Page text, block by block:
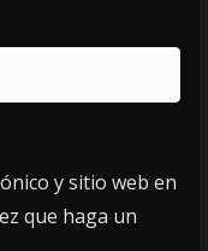
y sitio web en
que haga un